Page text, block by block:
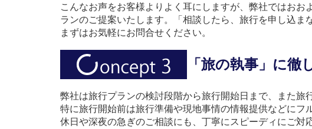
こんなお声をお客様よりよく耳にしますが、弊社ではお
ランのご提案いたします。「相談したら、旅行を申し込ま
まずはお気軽にお問合せください。
「旅の執事」に徹
弊社は旅行プランの検討段階から旅行開始日まで、また旅
特に旅行開始前は旅行準備や現地事情の情報提供などにフ
休日や深夜の急ぎのご相談にも、丁寧にスピーディにご対